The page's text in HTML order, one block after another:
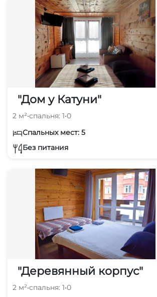
"Дом у Катуни"
2 м²•спальня: 1•0
Спальных мест: 5
Без питания
"Деревянный корпус"
2 м²•спальня: 1•0